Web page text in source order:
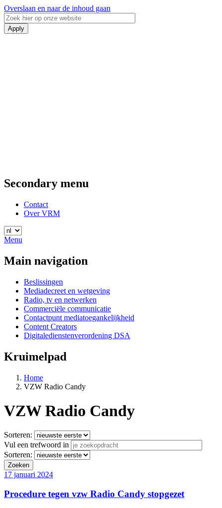
Overslaan en naar de inhoud gaan
Secondary menu
Contact
Over VRM
Menu
Main navigation
Beslissingen
Mediadecreet en wetgeving
Radio, tv en netwerken
Commerciële communicatie
Contactpunt mediatoegankelijkheid
Content Creators
Digitaledienstenverordening DSA
Kruimelpad
Home
VZW Radio Candy
VZW Radio Candy
Sorteren:
Vul een trefwoord in
Sorteren:
17 januari 2024
Procedure tegen vzw Radio Candy stopgezet